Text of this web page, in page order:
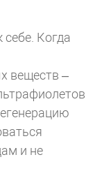
Когда
веществ –
и не